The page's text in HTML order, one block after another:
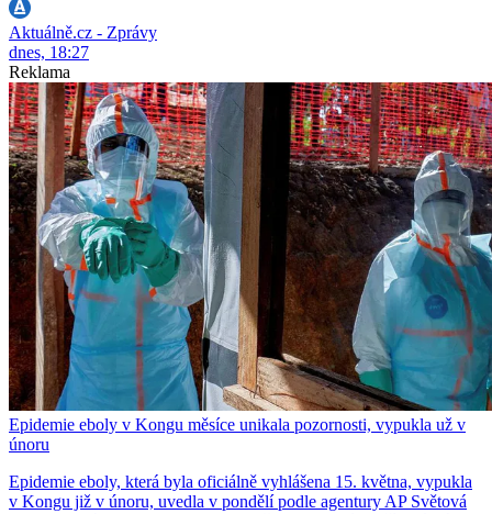
Aktuálně.cz - Zprávy
dnes, 18:27
Reklama
Epidemie eboly v Kongu měsíce unikala pozornosti, vypukla už v
únoru
Epidemie eboly, která byla oficiálně vyhlášena 15. května, vypukla
v Kongu již v únoru, uvedla v pondělí podle agentury AP Světová